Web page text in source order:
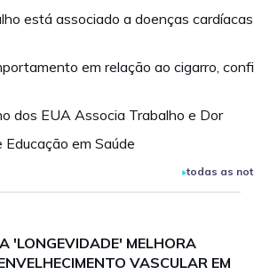
está associado a doenças
em relação ao cigarro,
dos EUA Associa Trabalho e Dor
em Saúde
todas as
'LONGEVIDADE' MELHORA
VASCULAR EM